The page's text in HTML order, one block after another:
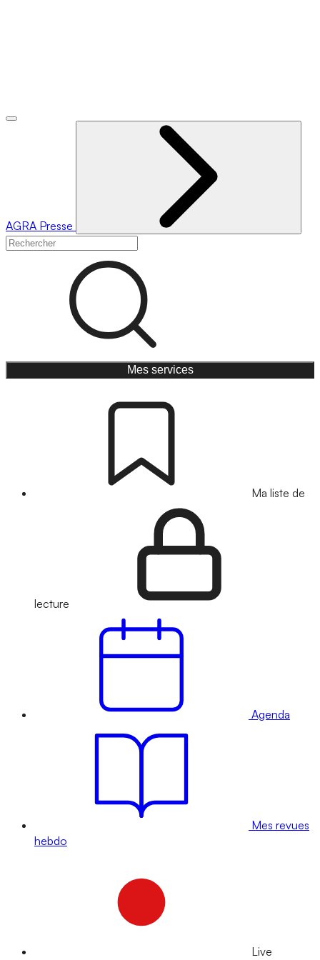
AGRA Presse
Mes services
Ma liste de
lecture
Agenda
Mes revues
hebdo
Live